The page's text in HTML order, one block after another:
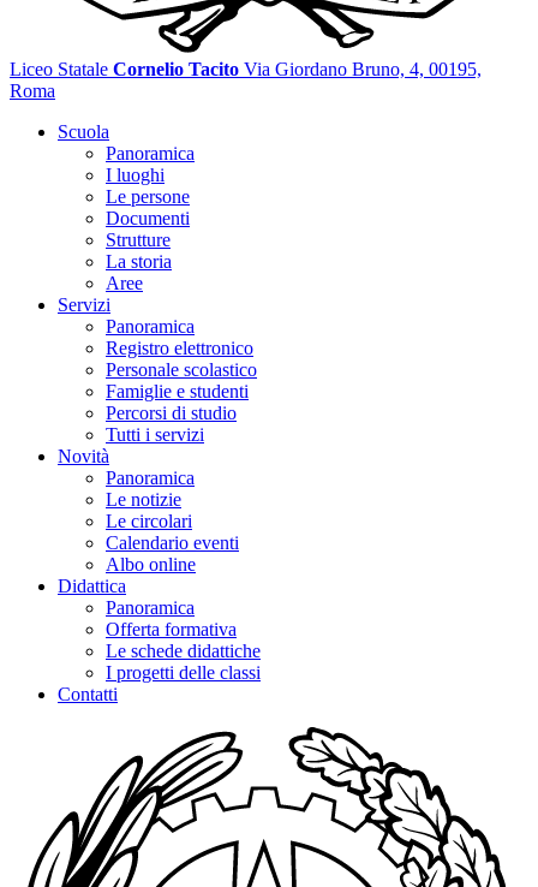
Liceo Statale Cornelio Tacito Via Giordano Bruno, 4, 00195,
Roma
Scuola
Panoramica
I luoghi
Le persone
Documenti
Strutture
La storia
Aree
Servizi
Panoramica
Registro elettronico
Personale scolastico
Famiglie e studenti
Percorsi di studio
Tutti i servizi
Novità
Panoramica
Le notizie
Le circolari
Calendario eventi
Albo online
Didattica
Panoramica
Offerta formativa
Le schede didattiche
I progetti delle classi
Contatti